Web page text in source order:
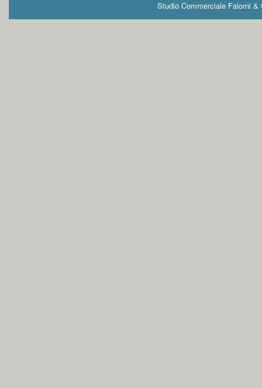
Studio Commerciale Falorni